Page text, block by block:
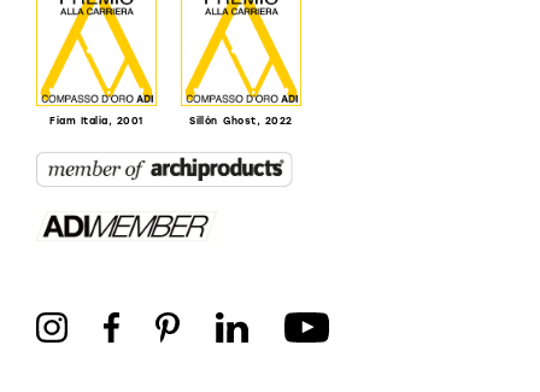
Fiam Italia, 2001 Sillón Ghost, 2022